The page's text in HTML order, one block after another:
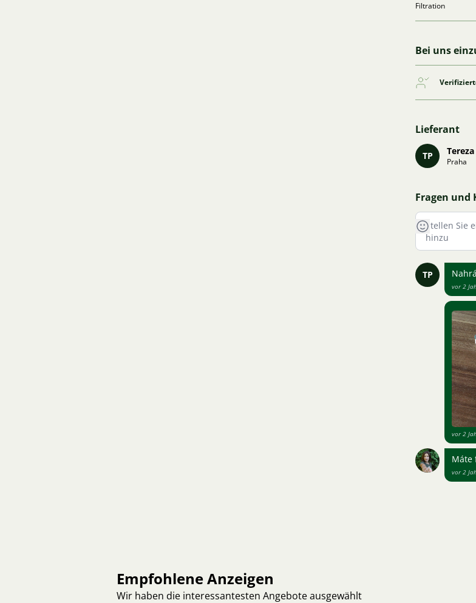
Filtration
Bei uns
Lieferant
TP
Praha
Fragen und
TP
vor 2
vor 2
Máte
vor 2
Empfohlene Anzeigen
Wir haben die interessantesten Angebote ausgewählt